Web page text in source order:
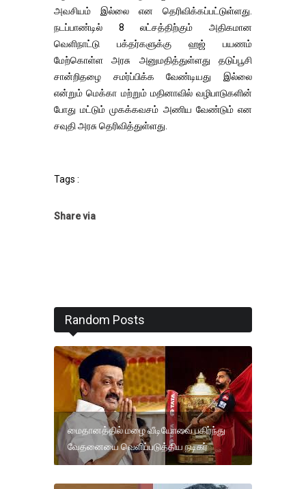
அவசியம் இல்லை என தெரிவிக்கப்பட்டுள்ளது.
நடப்பாண்டில் 8 லட்சத்திற்கும் அதிகமான
வெளிநாட்டு பக்தர்களுக்கு ஹஜ் பயணம்
மேற்கொள்ள அரசு அனுமதித்துள்ளது தடுப்பூசி
சான்றிதழை சமர்ப்பிக்க வேண்டியது இல்லை
என்றும் மெக்கா மற்றும் மதினாவில் வழிபாடுகளின்
போது மட்டும் முகக்கவசம் அணிய வேண்டும் என
சவுதி அரசு தெரிவித்துள்ளது.
Tags :
Share via
Random Posts
மைதானத்தில் மழை வீடியோவை பகிர்ந்து
வேதனையை வெளிப்படுத்திய நடிகர்